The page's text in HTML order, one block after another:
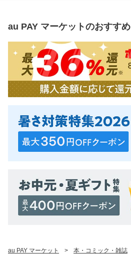
au PAY マーケットのおすすめ
au PAY マーケット > 本・コミック・雑誌